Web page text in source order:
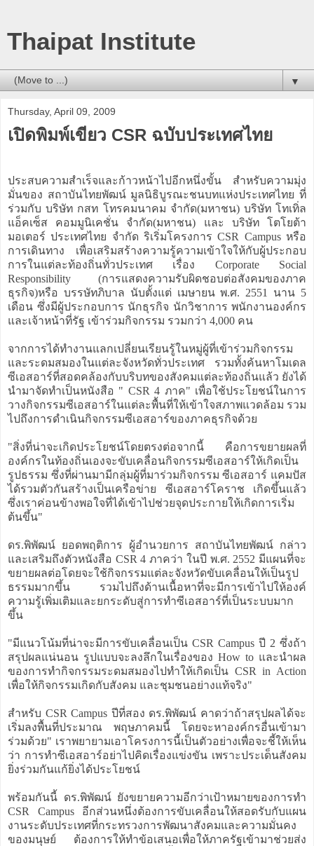
Thaipat Institute
▼
Thursday, April 09, 2009
เปิดพิมพ์เขียว CSR ฉบับประเทศไทย
ประสบความสำเร็จและก้าวหน้าไปอีกหนึ่งขั้น สำหรับความมุ่ง
มั่นของ สถาบันไทยพัฒน์ มูลนิธิบูรณะชนบทแห่งประเทศไทย ที่
ร่วมกับ บริษัท กสท โทรคมนาคม จำกัด(มหาชน) บริษัท โทเทิ่ล
แอ็คเซ็ส คอมมูนิเคชั่น จำกัด(มหาชน) และ บริษัท โตโยต้า
มอเตอร์ ประเทศไทย จำกัด ริเริ่มโครงการ CSR Campus หรือ
การเดินทาง เพื่อเสริมสร้างความรู้ความเข้าใจให้กับผู้ประกอบ
การในแต่ละท้องถิ่นทั่วประเทศ เรื่อง Corporate Social
Responsibility (การแสดงความรับผิดชอบต่อสังคมของภาค
ธุรกิจ)หรือ บรรษัทภิบาล นับตั้งแต่ เมษายน พ.ศ. 2551 นาน 5
เดือน ซึ่งมีผู้ประกอบการ นักธุรกิจ นักวิชาการ พนักงานองค์กร
และเจ้าหน้าที่รัฐ เข้าร่วมกิจกรรม รวมกว่า 4,000 คน
จากการได้ทำงานแลกเปลี่ยนเรียนรู้ในหมู่ผู้ที่เข้าร่วมกิจกรรม
และระดมสมองในแต่ละจังหวัดทั่วประเทศ รวมทั้งค้นหาโมเดล
ซีเอสอาร์ที่สอดคล้องกับบริบทของสังคมแต่ละท้องถิ่นแล้ว ยังได้
นำมาจัดทำเป็นหนังสือ " CSR 4 ภาค" เพื่อใช้ประโยชน์ในการ
วางกิจกรรมซีเอสอาร์ในแต่ละพื้นที่ให้เข้าใจสภาพแวดล้อม รวม
ไปถึงการดำเนินกิจกรรมซีเอสอาร์ของภาคธุรกิจด้วย
"สิ่งที่น่าจะเกิดประโยชน์โดยตรงต่อจากนี้ คือการขยายผลที่
องค์กรในท้องถิ่นเองจะขับเคลื่อนกิจกรรมซีเอสอาร์ให้เกิดเป็น
รูปธรรม ซึ่งที่ผ่านมามีกลุ่มผู้ที่มาร่วมกิจกรรม ซีเอสอาร์ แคมปัส
ได้รวมตัวกันสร้างเป็นเครือข่าย ซีเอสอาร์โคราช เกิดขึ้นแล้ว
ซึ่งเราค่อนข้างพอใจที่ได้เข้าไปช่วยจุดประกายให้เกิดการเริ่ม
ต้นขึ้น"
ดร.พิพัฒน์ ยอดพฤติการ ผู้อำนวยการ สถาบันไทยพัฒน์ กล่าว
และเสริมถึงตัวหนังสือ CSR 4 ภาคว่า ในปี พ.ศ. 2552 มีแผนที่จะ
ขยายผลต่อโดยจะใช้กิจกรรมแต่ละจังหวัดขับเคลื่อนให้เป็นรูป
ธรรมมากขึ้น รวมไปถึงด้านเนื้อหาที่จะมีการเข้าไปให้องค์
ความรู้เพิ่มเติมและยกระดับสู่การทำซีเอสอาร์ที่เป็นระบบมาก
ขึ้น
"มีแนวโน้มที่น่าจะมีการขับเคลื่อนเป็น CSR Campus ปี 2 ซึ่งถ้า
สรุปผลแน่นอน รูปแบบจะลงลึกในเรื่องของ How to และนำผล
ของการทำกิจกรรมระดมสมองไปทำให้เกิดเป็น CSR in Action
เพื่อให้กิจกรรมเกิดกับสังคม และชุมชนอย่างแท้จริง"
สำหรับ CSR Campus ปีที่สอง ดร.พิพัฒน์ คาดว่าถ้าสรุปผลได้จะ
เริ่มลงพื้นที่ประมาณ พฤษภาคมนี้ โดยจะหาองค์กรอื่นเข้ามา
ร่วมด้วย" เราพยายามเอาโครงการนี้เป็นตัวอย่างเพื่อจะชี้ให้เห็น
ว่า การทำซีเอสอาร์อย่าไปคิดเรื่องแข่งขัน เพราะประเด็นสังคม
ยิ่งร่วมกันแก้ยิ่งได้ประโยชน์
พร้อมกันนี้ ดร.พิพัฒน์ ยังขยายความอีกว่าเป้าหมายของการทำ
CSR Campus อีกส่วนหนึ่งต้องการขับเคลื่อนให้สอดรับกับแผน
งานระดับประเทศที่กระทรวงการพัฒนาสังคมและความมั่นคง
ของมนุษย์ ต้องการให้ทำข้อเสนอเพื่อให้ภาครัฐเข้ามาช่วยส่ง